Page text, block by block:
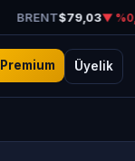
BRENT$79,03 ▼ %0,53
Premium Üyelik